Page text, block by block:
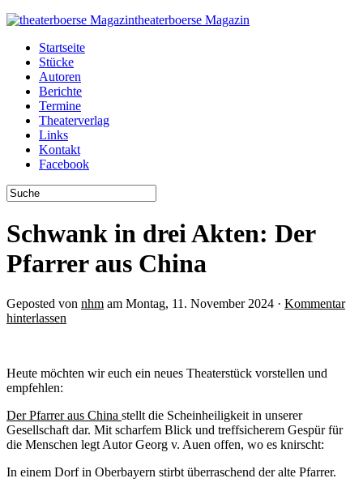
theaterboerse Magazin
Startseite
Stücke
Autoren
Berichte
Termine
Theaterverlag
Links
Kontakt
Facebook
Schwank in drei Akten: Der
Pfarrer aus China
Geposted von nhm am Montag, 11. November 2024 · Kommentar
hinterlassen
Heute möchten wir euch ein neues Theaterstück vorstellen und
empfehlen:
Der Pfarrer aus China stellt die Scheinheiligkeit in unserer
Gesellschaft dar. Mit scharfem Blick und treffsicherem Gespür für
die Menschen legt Autor Georg v. Auen offen, wo es knirscht:
In einem Dorf in Oberbayern stirbt überraschend der alte Pfarrer.